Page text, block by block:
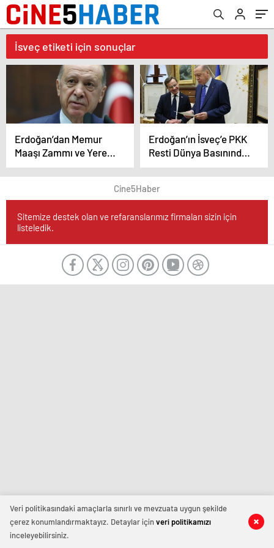
İsveç etiketi için sonuçlar
Erdoğan’dan Memur
Maaşı Zammı ve Yerel
Seçimlerle İlgili
Açıklama..
Erdoğan’ın İsveç’e PKK
Resti Dünya Basınında
Yankı Buluyor! Yeşil
Işık İçin Tek Şart..
Cine5Haber
Sitemize destek olan ve refaranslarımız firmaları sizin için
listeledik.
Veri politikasındaki amaçlarla sınırlı ve mevzuata uygun şekilde
çerez konumlandırmaktayız. Detaylar içinveri politikamızı
inceleyebilirsiniz.